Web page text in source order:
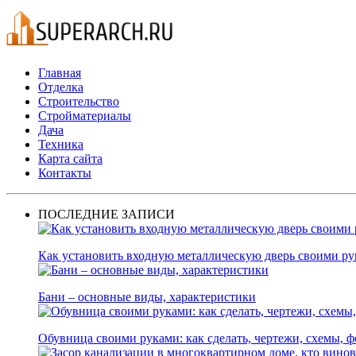
Главная
Отделка
Строительство
Стройматериалы
Дача
Техника
Карта сайта
Контакты
ПОСЛЕДНИЕ ЗАПИСИ
Как установить входную металлическую дверь своими
Бани – основные виды, характеристики
Обувница своими руками: как сделать, чертежи, схемы,